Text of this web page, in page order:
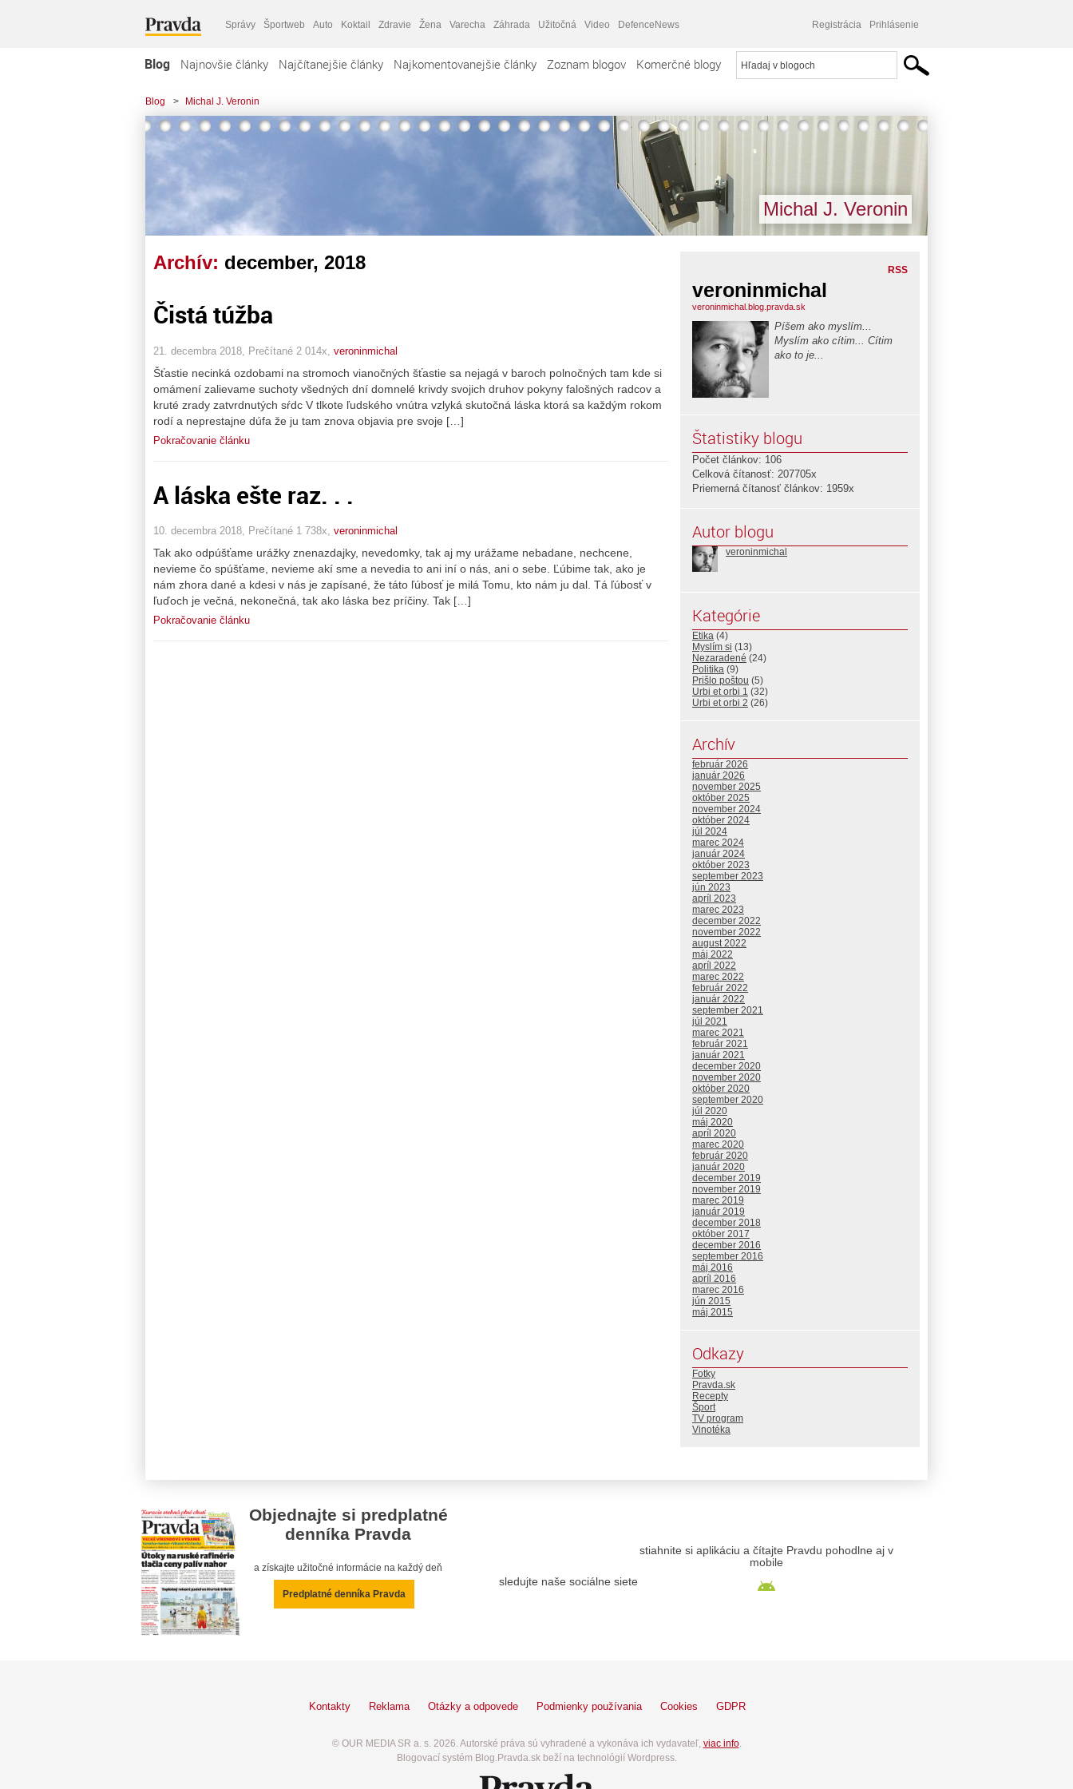
Správy Športweb Auto Koktail Zdravie Žena Varecha Záhrada Užitočná Video DefenceNews Registrácia Prihlásenie
Blog Najnovšie články Najčítanejšie články Najkomentovanejšie články Zoznam blogov Komerčné blogy
Blog > Michal J. Veronin
Michal J. Veronin
Archív: december, 2018
Čistá túžba
21. decembra 2018, Prečítané 2 014x, veroninmichal
Šťastie necinká ozdobami na stromoch vianočných šťastie sa nejagá v baroch polnočných tam kde si
omámení zalievame suchoty všedných dní domnelé krivdy svojich druhov pokyny falošných radcov a
kruté zrady zatvrdnutých sŕdc V tlkote ľudského vnútra vzlyká skutočná láska ktorá sa každým rokom
rodí a neprestajne dúfa že ju tam znova objavia pre svoje […]
Pokračovanie článku
A láska ešte raz. . .
10. decembra 2018, Prečítané 1 738x, veroninmichal
Tak ako odpúšťame urážky znenazdajky, nevedomky, tak aj my urážame nebadane, nechcene,
nevieme čo spúšťame, nevieme akí sme a nevedia to ani iní o nás, ani o sebe. Ľúbime tak, ako je
nám zhora dané a kdesi v nás je zapísané, že táto ľúbosť je milá Tomu, kto nám ju dal. Tá ľúbosť v
ľuďoch je večná, nekonečná, tak ako láska bez príčiny. Tak […]
Pokračovanie článku
RSS
veroninmichal
veroninmichal.blog.pravda.sk
Píšem ako myslím...
Myslím ako cítim... Cítim
ako to je...
Štatistiky blogu
Počet článkov: 106
Celková čítanosť: 207705x
Priemerná čítanosť článkov: 1959x
Autor blogu
veroninmichal
Kategórie
Etika (4)
Myslím si (13)
Nezaradené (24)
Politika (9)
Prišlo poštou (5)
Urbi et orbi 1 (32)
Urbi et orbi 2 (26)
Archív
február 2026
január 2026
november 2025
október 2025
november 2024
október 2024
júl 2024
marec 2024
január 2024
október 2023
september 2023
jún 2023
apríl 2023
marec 2023
december 2022
november 2022
august 2022
máj 2022
apríl 2022
marec 2022
február 2022
január 2022
september 2021
júl 2021
marec 2021
február 2021
január 2021
december 2020
november 2020
október 2020
september 2020
júl 2020
máj 2020
apríl 2020
marec 2020
február 2020
január 2020
december 2019
november 2019
marec 2019
január 2019
december 2018
október 2017
december 2016
september 2016
máj 2016
apríl 2016
marec 2016
jún 2015
máj 2015
Odkazy
Fotky
Pravda.sk
Recepty
Šport
TV program
Vinotéka
Objednajte si predplatné
denníka Pravda
a získajte užitočné informácie na každý deň
Predplatné denníka Pravda
sledujte naše sociálne siete
stiahnite si aplikáciu a čítajte Pravdu pohodlne aj v
mobile
Kontakty Reklama Otázky a odpovede Podmienky používania Cookies GDPR
© OUR MEDIA SR a. s. 2026. Autorské práva sú vyhradené a vykonáva ich vydavateľ, viac info.
Blogovací systém Blog.Pravda.sk beží na technológií Wordpress.